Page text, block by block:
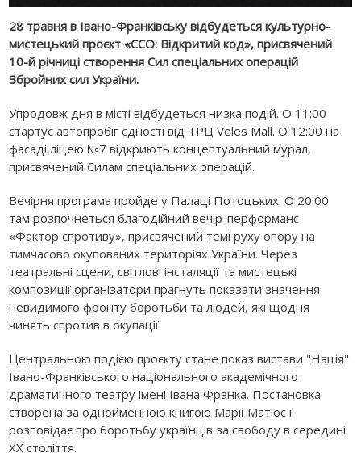
28 травня в Івано-Франківську відбудеться культурно-
мистецький проєкт «ССО: Відкритий код», присвячений
10-й річниці створення Сил спеціальних операцій
Збройних сил України.
Упродовж дня в місті відбудеться низка подій. О 11:00
стартує автопробіг єдності від ТРЦ Veles Mall. О 12:00 на
фасаді ліцею №7 відкриють концептуальний мурал,
присвячений Силам спеціальних операцій.
Вечірня програма пройде у Палаці Потоцьких. О 20:00
там розпочнеться благодійний вечір-перформанс
«Фактор спротиву», присвячений темі руху опору на
тимчасово окупованих територіях України. Через
театральні сцени, світлові інсталяції та мистецькі
композиції організатори прагнуть показати значення
невидимого фронту боротьби та людей, які щодня
чинять спротив в окупації.
Центральною подією проєкту стане показ вистави "Нація"
Івано-Франківського національного академічного
драматичного театру імені Івана Франка. Постановка
створена за однойменною книгою Марії Матіос і
розповідає про боротьбу українців за свободу в середині
ХХ століття.